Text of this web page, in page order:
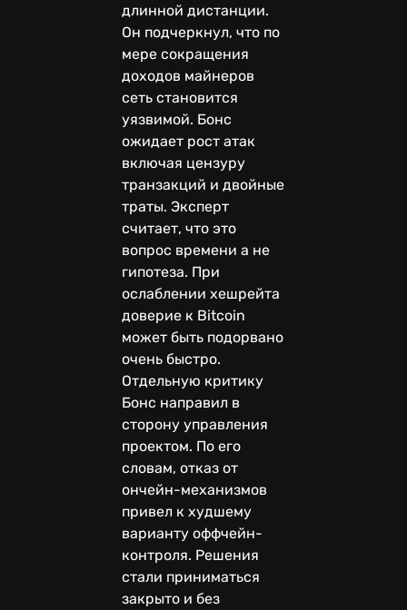
длинной дистанции.
Он подчеркнул, что по
мере сокращения
доходов майнеров
сеть становится
уязвимой. Бонс
ожидает рост атак
включая цензуру
транзакций и двойные
траты. Эксперт
считает, что это
вопрос времени а не
гипотеза. При
ослаблении хешрейта
доверие к Bitcoin
может быть подорвано
очень быстро.
Отдельную критику
Бонс направил в
сторону управления
проектом. По его
словам, отказ от
ончейн-механизмов
привел к худшему
варианту оффчейн-
контроля. Решения
стали приниматься
закрыто и без